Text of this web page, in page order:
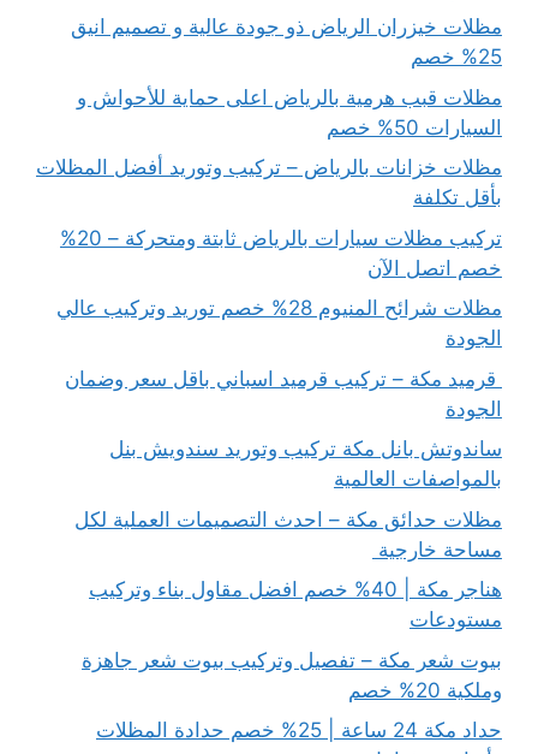
مظلات خيزران الرياض ذو جودة عالية و تصميم انيق
25% خصم
مظلات قبب هرمية بالرياض اعلى حماية للأحواش و
السيارات 50% خصم
مظلات خزانات بالرياض – تركيب وتوريد أفضل المظلات
بأقل تكلفة
تركيب مظلات سيارات بالرياض ثابتة ومتحركة – 20%
خصم اتصل الآن
مظلات شرائح المنيوم 28% خصم توريد وتركيب عالي
الجودة
قرميد مكة – تركيب قرميد اسباني باقل سعر وضمان
الجودة
ساندوتش بانل مكة تركيب وتوريد سندويش بنل
بالمواصفات العالمية
مظلات حدائق مكة – احدث التصميمات العملية لكل
مساحة خارجية
هناجر مكة | 40% خصم افضل مقاول بناء وتركيب
مستودعات
بيوت شعر مكة – تفصيل وتركيب بيوت شعر جاهزة
وملكية 20% خصم
حداد مكة 24 ساعة | 25% خصم حدادة المظلات